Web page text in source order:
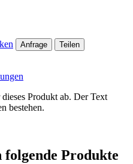
Anfrage Teilen
Produkt ab. Der Text
bestehen.
Produkte